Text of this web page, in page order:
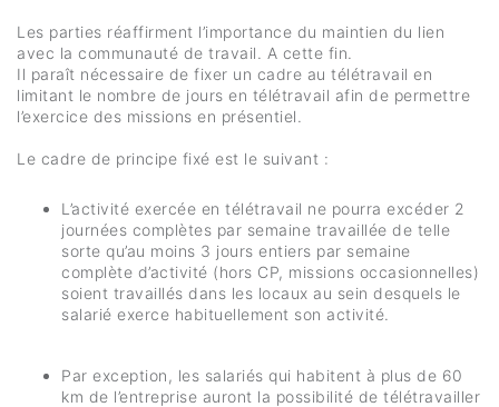
Les parties réaffirment l’importance du maintien du lien
avec la communauté de travail. A cette fin.
Il paraît nécessaire de fixer un cadre au télétravail en
limitant le nombre de jours en télétravail afin de permettre
l’exercice des missions en présentiel.
Le cadre de principe fixé est le suivant :
L’activité exercée en télétravail ne pourra excéder 2
journées complètes par semaine travaillée de telle
sorte qu’au moins 3 jours entiers par semaine
complète d’activité (hors CP, missions occasionnelles)
soient travaillés dans les locaux au sein desquels le
salarié exerce habituellement son activité.
Par exception, les salariés qui habitent à plus de 60
km de l’entreprise auront la possibilité de télétravailler